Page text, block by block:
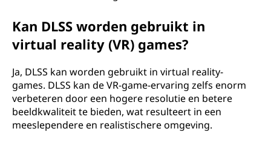
Kan DLSS worden gebruikt in
virtual reality (VR) games?
Ja, DLSS kan worden gebruikt in virtual reality-
games. DLSS kan de VR-game-ervaring zelfs enorm
verbeteren door een hogere resolutie en betere
beeldkwaliteit te bieden, wat resulteert in een
meeslependere en realistischere omgeving.